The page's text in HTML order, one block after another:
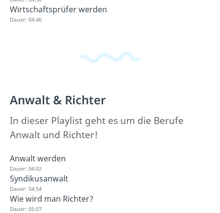
Wirtschaftsprüfer werden
Dauer: 04:46
Anwalt & Richter
In dieser Playlist geht es um die Berufe
Anwalt und Richter!
Anwalt werden
Dauer: 04:02
Syndikusanwalt
Dauer: 04:54
Wie wird man Richter?
Dauer: 05:07